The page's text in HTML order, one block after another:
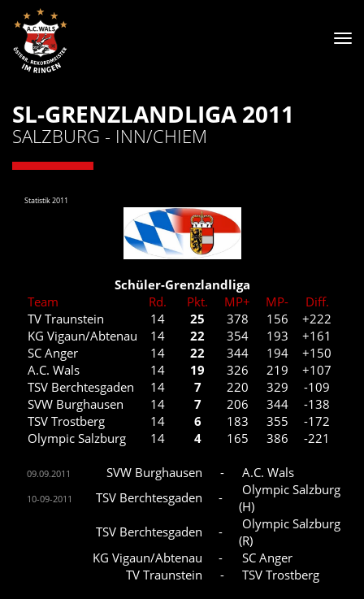
SL-GRENZLANDLIGA 2011
SALZBURG - INN/CHIEM
Statistik 2011
Schüler-Grenzlandliga
Team
Rd. Pkt. MP+ MP-
Diff.
TV Traunstein
14 25 378 156
+222
KG Vigaun/Abtenau
14 22 354 193
+161
SC Anger
14 22 344 194
+150
A.C. Wals
14 19 326 219
+107
TSV Berchtesgaden
14 7 220 329
-109
SVW Burghausen
14 7 206 344
-138
TSV Trostberg
14 6 183 355
-172
Olympic Salzburg
14 4 165 386 -221
09.09.2011 SVW Burghausen - A.C. Wals
10-09-2011 TSV Berchtesgaden -
Olympic Salzburg
(H)
TSV Berchtesgaden -
Olympic Salzburg
(R)
KG Vigaun/Abtenau
- SC Anger
TV Traunstein
- TSV Trostberg